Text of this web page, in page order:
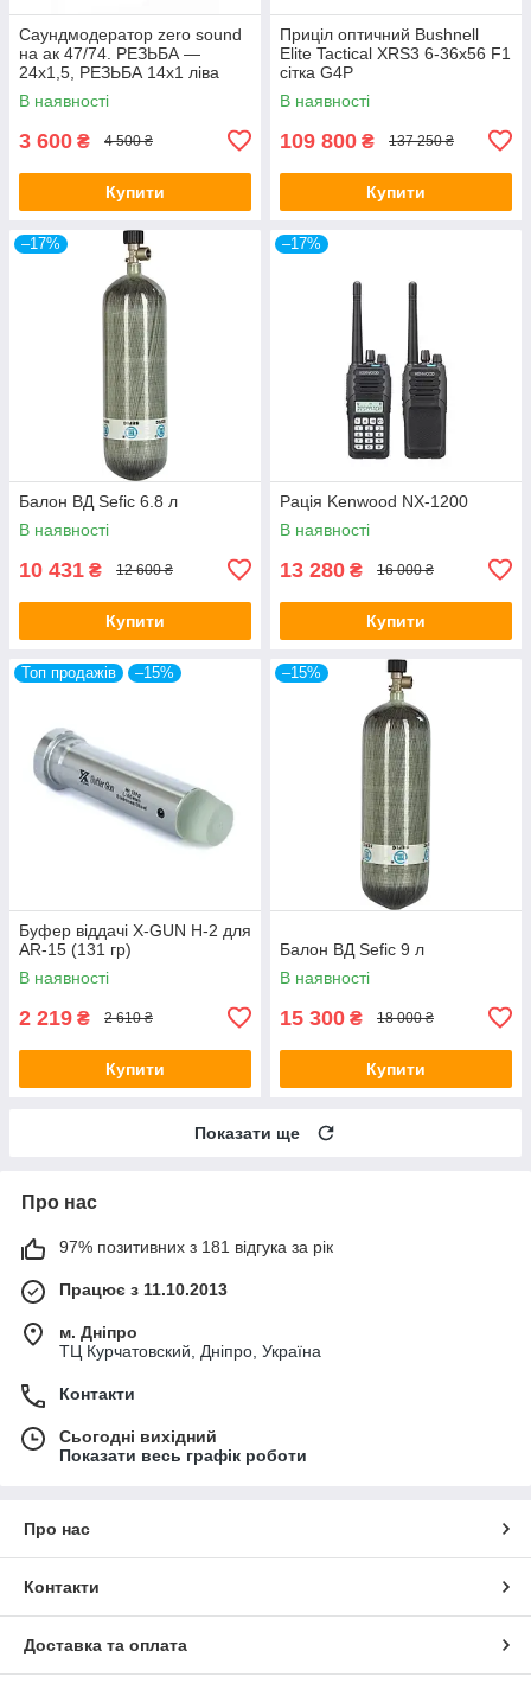
Саундмодератор zero sound
на ак 47/74. РЕЗЬБА —
24х1,5, РЕЗЬБА 14х1 ліва
В наявності
3 600 ₴ 4 500 ₴
Купити
Приціл оптичний Bushnell
Elite Tactical XRS3 6-36x56 F1
сітка G4P
В наявності
109 800 ₴ 137 250 ₴
Купити
–17%
Балон ВД Sefic 6.8 л
В наявності
10 431 ₴ 12 600 ₴
Купити
–17%
Рація Kenwood NX-1200
В наявності
13 280 ₴ 16 000 ₴
Купити
Топ продажів –15%
Буфер віддачі X-GUN H-2 для
AR-15 (131 гр)
В наявності
2 219 ₴ 2 610 ₴
Купити
–15%
Балон ВД Sefic 9 л
В наявності
15 300 ₴ 18 000 ₴
Купити
Показати ще
Про нас
97% позитивних з 181 відгука за рік
Працює з 11.10.2013
м. Дніпро
ТЦ Курчатовский, Дніпро, Україна
Контакти
Сьогодні вихідний
Показати весь графік роботи
Про нас
Контакти
Доставка та оплата